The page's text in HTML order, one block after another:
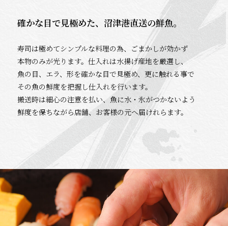
確かな目で見極めた、沼津港直送の鮮魚。
寿司は極めてシンプルな料理の為、ごまかしが効かず
本物のみが光ります。仕入れは水揚げ産地を厳選し、
魚の目、エラ、形を確かな目で見極め、更に触れる事で
その魚の鮮度を把握し仕入れを行います。
搬送時は細心の注意を払い、魚に水・氷がつかないよう
鮮度を保ちながら店舗、お客様の元へ届けれらます。